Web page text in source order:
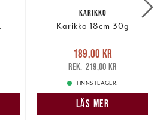
KARIKKO
Karikko 18cm 30g
Nuvarande pris
189,00 krTidigare pris
219,00 kr
189,00 kr
219,00 kr
FINNS I LAGER.
LÄS MER